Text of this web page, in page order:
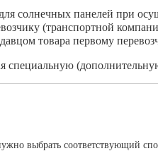
солнечных панелей при
(транспортной
товара первому
выбрать соответствующий